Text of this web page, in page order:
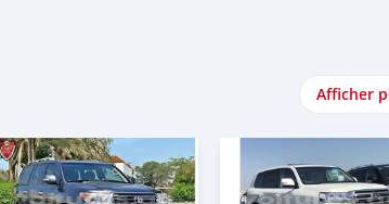
Afficher